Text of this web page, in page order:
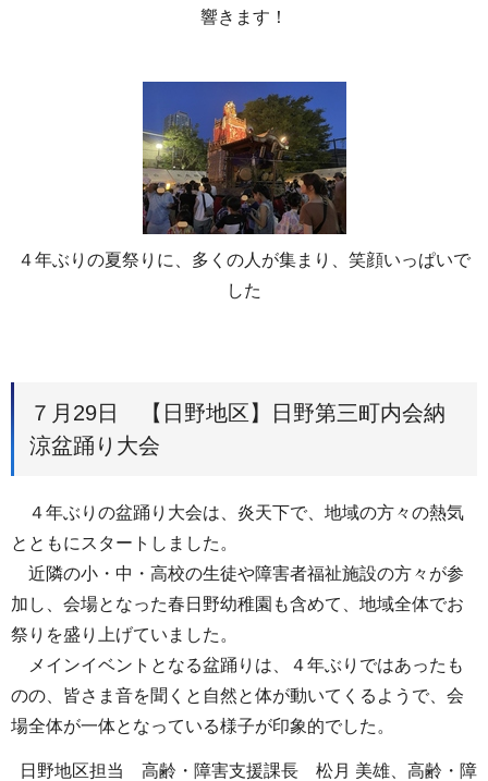
響きます！
４年ぶりの夏祭りに、多くの人が集まり、笑顔いっぱいで
した
７月29日 【日野地区】日野第三町内会納
涼盆踊り大会
４年ぶりの盆踊り大会は、炎天下で、地域の方々の熱気
とともにスタートしました。
近隣の小・中・高校の生徒や障害者福祉施設の方々が参
加し、会場となった春日野幼稚園も含めて、地域全体でお
祭りを盛り上げていました。
メインイベントとなる盆踊りは、４年ぶりではあったも
のの、皆さま音を聞くと自然と体が動いてくるようで、会
場全体が一体となっている様子が印象的でした。
日野地区担当 高齢・障害支援課長 松月 美雄、高齢・障